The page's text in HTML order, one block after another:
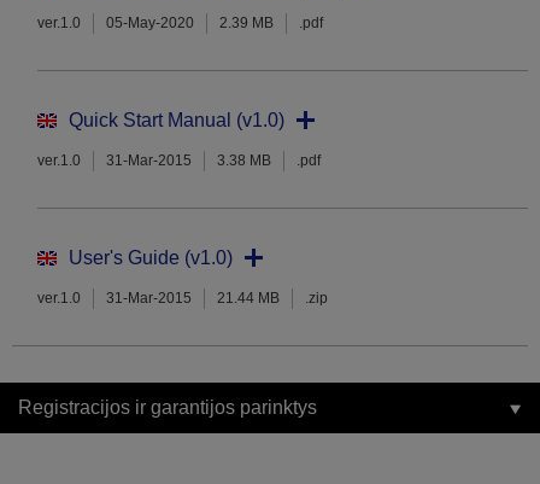
ver.1.0 05-May-2020 2.39 MB .pdf
Quick Start Manual (v1.0)
ver.1.0 31-Mar-2015 3.38 MB .pdf
User's Guide (v1.0)
ver.1.0 31-Mar-2015 21.44 MB .zip
Registracijos ir garantijos parinktys